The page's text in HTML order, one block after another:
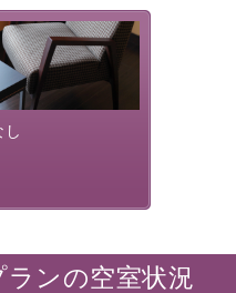
し
朝食を付ける場
のプランをお選
せ。
ランの空室状況